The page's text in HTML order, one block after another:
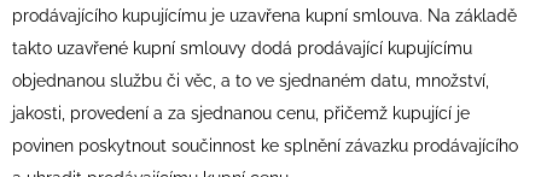
prodávajícího kupujícímu je uzavřena kupní smlouva. Na základě
takto uzavřené kupní smlouvy dodá prodávající kupujícímu
objednanou službu či věc, a to ve sjednaném datu, množství,
jakosti, provedení a za sjednanou cenu, přičemž kupující je
povinen poskytnout součinnost ke splnění závazku prodávajícího